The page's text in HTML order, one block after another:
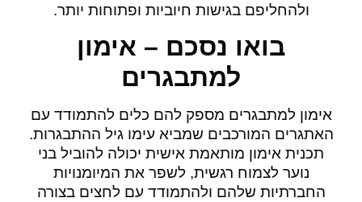
ולהחליפם בגישות חיוביות ופתוחות יותר.
בואו נסכם – אימון
למתבגרים
אימון למתבגרים מספק להם כלים להתמודד עם
האתגרים המורכבים שמביא עימו גיל ההתבגרות.
תכנית אימון מותאמת אישית יכולה להוביל בני
נוער לצמוח רגשית, לשפר את המיומנויות
החברתיות שלהם ולהתמודד עם לחצים בצורה